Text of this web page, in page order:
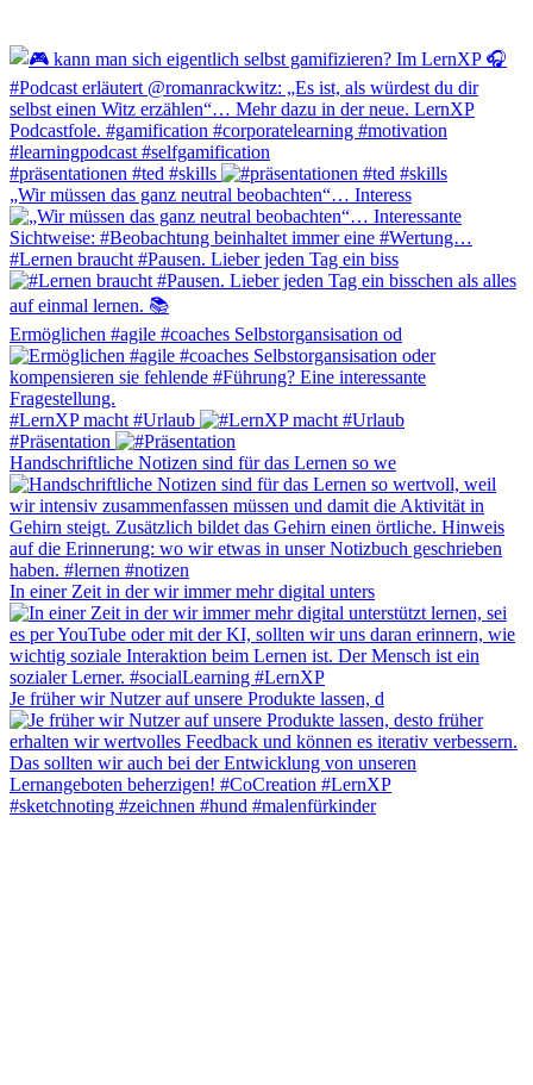
#präsentationen #ted #skills
„Wir müssen das ganz neutral beobachten“… Interess
#Lernen braucht #Pausen. Lieber jeden Tag ein biss
Ermöglichen #agile #coaches Selbstorgansisation od
#LernXP macht #Urlaub
#Präsentation
Handschriftliche Notizen sind für das Lernen so we
In einer Zeit in der wir immer mehr digital unters
Je früher wir Nutzer auf unsere Produkte lassen, d
#sketchnoting #zeichnen #hund #malenfürkinder